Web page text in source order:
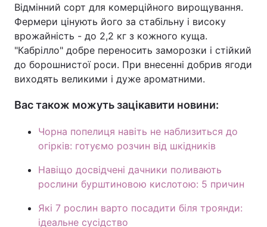
Відмінний сорт для комерційного вирощування.
Фермери цінують його за стабільну і високу
врожайність - до 2,2 кг з кожного куща.
"Кабрілло" добре переносить заморозки і стійкий
до борошнистої роси. При внесенні добрив ягоди
виходять великими і дуже ароматними.
Вас також можуть зацікавити новини:
Чорна попелиця навіть не наблизиться до
огірків: готуємо розчин від шкідників
Навіщо досвідчені дачники поливають
рослини бурштиновою кислотою: 5 причин
Які 7 рослин варто посадити біля троянди:
ідеальне сусідство